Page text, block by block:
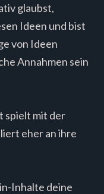
glaubst,
Ideen und bist
von Ideen
Annahmen sein
spielt mit der
eher an ihre
Inhalte deine